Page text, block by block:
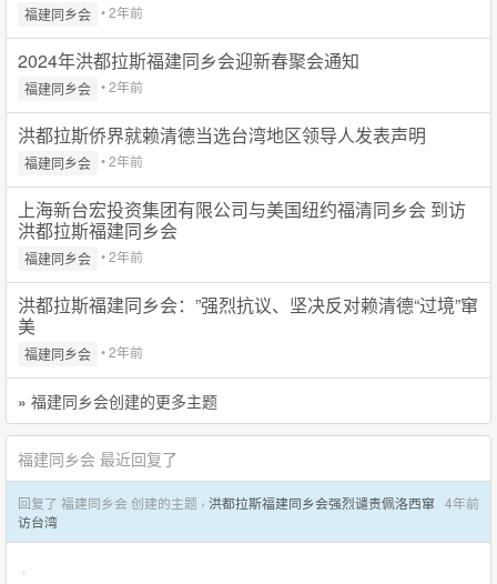
福建同乡会 • 2年前
2024年洪都拉斯福建同乡会迎新春聚会通知
福建同乡会 • 2年前
洪都拉斯侨界就赖清德当选台湾地区领导人发表声明
福建同乡会 • 2年前
上海新台宏投资集团有限公司与美国纽约福清同乡会 到访
洪都拉斯福建同乡会
福建同乡会 • 2年前
洪都拉斯福建同乡会：”强烈抗议、坚决反对赖清德“过境”窜
美
福建同乡会 • 2年前
» 福建同乡会创建的更多主题
福建同乡会 最近回复了
4年前
回复了 福建同乡会 创建的主题 › 洪都拉斯福建同乡会强烈谴责佩洛西窜
访台湾